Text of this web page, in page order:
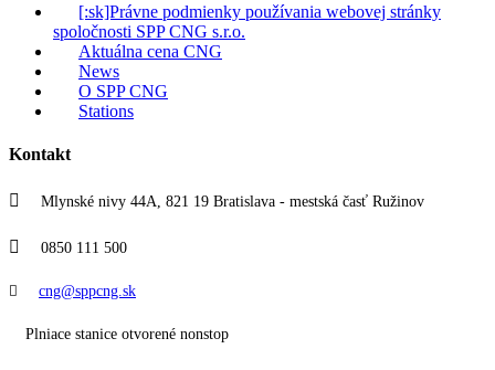
[:sk]Právne podmienky používania webovej stránky
spoločnosti SPP CNG s.r.o.
Aktuálna cena CNG
News
O SPP CNG
Stations
Kontakt
Mlynské nivy 44A, 821 19 Bratislava - mestská časť Ružinov
0850 111 500
cng@sppcng.sk
Plniace stanice otvorené nonstop